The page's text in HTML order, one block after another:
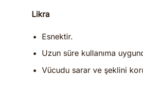
Likra
Esnektir.
Uzun süre kullanıma
Vücudu sarar ve şeklini